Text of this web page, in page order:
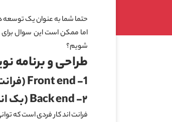
حتما شما به عنوان یک توسعه
شویم؟
طراحی و
1- Front end (فرانت اند)
۲- Back end (بک اند)
فرانت اند کار فردی است که